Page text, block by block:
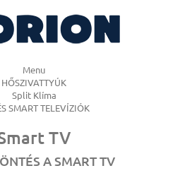
Menu
HŐSZIVATTYÚK
Split Klíma
SMART TELEVÍZIÓK
TV
A SMART TV